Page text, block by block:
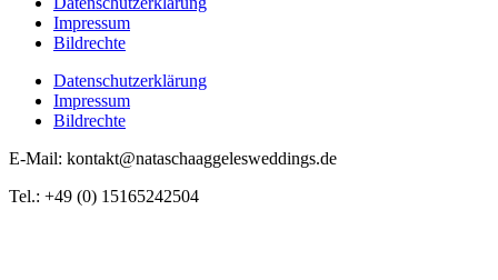
Impressum
Bildrechte
Datenschutzerklärung
Impressum
Bildrechte
E-Mail: kontakt@nataschaaggelesweddings.de
Tel.: +49 (0) 15165242504